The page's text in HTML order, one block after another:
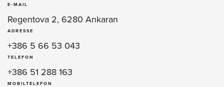
E-MAIL
Regentova 2, 6280 Ankaran
ADRESSE
+386 5 66 53 043
TELEFON
+386 51 288 163
MOBILTELEFON